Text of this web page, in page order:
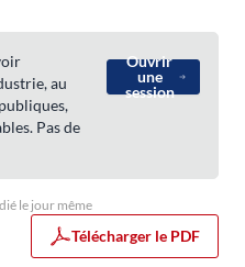
au
Pas de
Ouvrir
une
session
le jour même
Télécharger le PDF